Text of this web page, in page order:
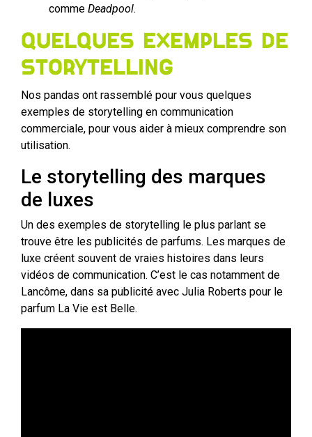
comme Deadpool.
Quelques exemples de
storytelling
Nos pandas ont rassemblé pour vous quelques
exemples de storytelling en communication
commerciale, pour vous aider à mieux comprendre son
utilisation.
Le storytelling des marques
de luxes
Un des exemples de storytelling le plus parlant se
trouve être les publicités de parfums. Les marques de
luxe créent souvent de vraies histoires dans leurs
vidéos de communication. C’est le cas notamment de
Lancôme, dans sa publicité avec Julia Roberts pour le
parfum La Vie est Belle.